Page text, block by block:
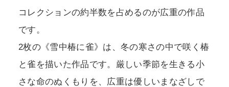
コレクションの約半数を占めるのが広重の作品
です。
2枚の《雪中椿に雀》は、冬の寒さの中で咲く椿
と雀を描いた作品です。厳しい季節を生きる小
さな命のぬくもりを、広重は優しいまなざしで